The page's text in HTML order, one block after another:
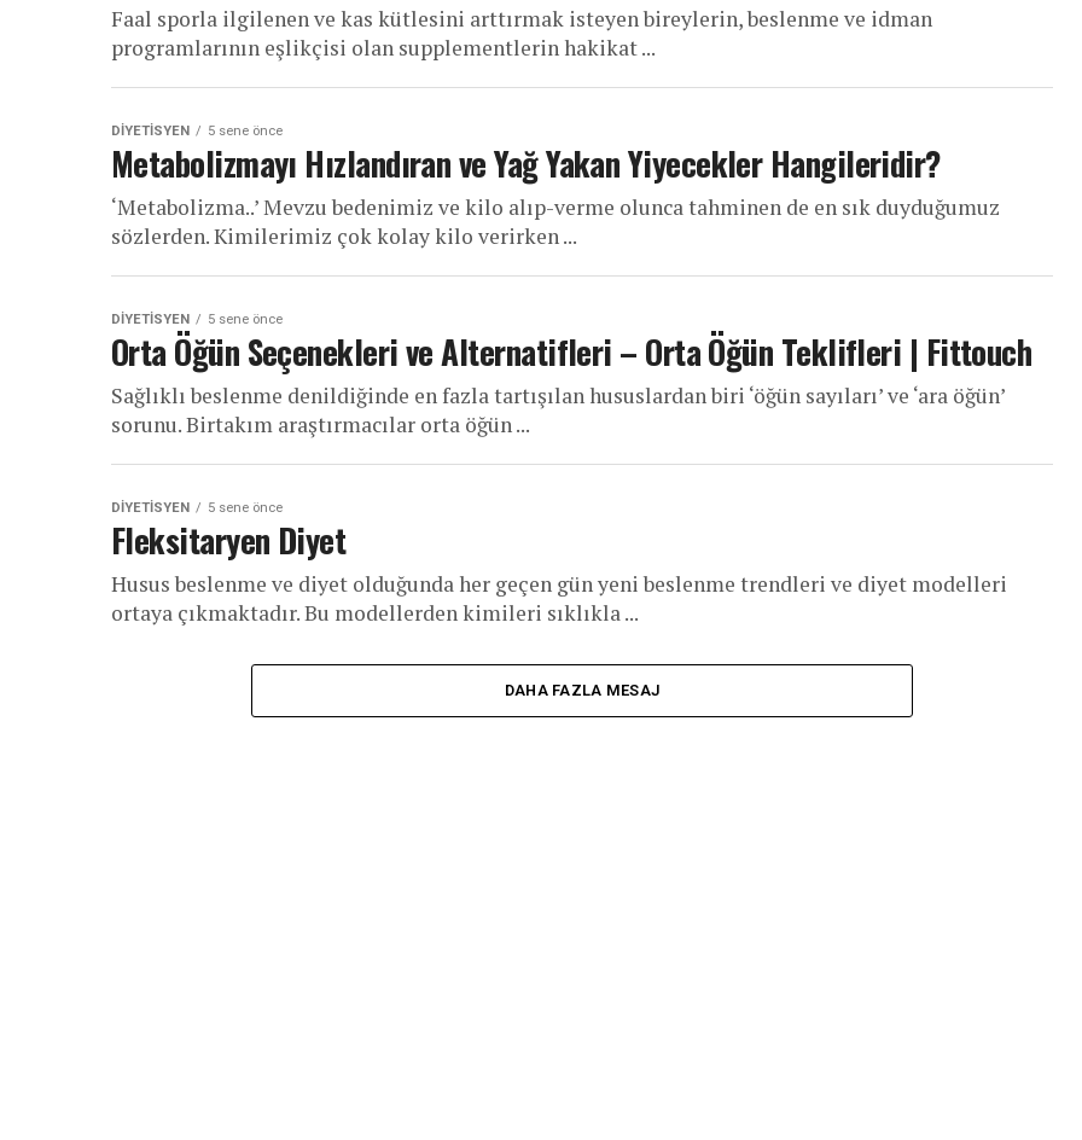
Faal sporla ilgilenen ve kas kütlesini arttırmak isteyen bireylerin, beslenme ve idman
programlarının eşlikçisi olan supplementlerin hakikat ...
DIYETISYEN 5 sene önce
Metabolizmayı Hızlandıran ve Yağ Yakan Yiyecekler Hangileridir?
‘Metabolizma..’ Mevzu bedenimiz ve kilo alıp-verme olunca tahminen de en sık duyduğumuz
sözlerden. Kimilerimiz çok kolay kilo verirken ...
DIYETISYEN 5 sene önce
Orta Öğün Seçenekleri ve Alternatifleri – Orta Öğün Teklifleri | Fittouch
Sağlıklı beslenme denildiğinde en fazla tartışılan hususlardan biri ‘öğün sayıları’ ve ‘ara öğün’
sorunu. Birtakım araştırmacılar orta öğün ...
DIYETISYEN 5 sene önce
Fleksitaryen Diyet
Husus beslenme ve diyet olduğunda her geçen gün yeni beslenme trendleri ve diyet modelleri
ortaya çıkmaktadır. Bu modellerden kimileri sıklıkla ...
DAHA FAZLA MESAJ